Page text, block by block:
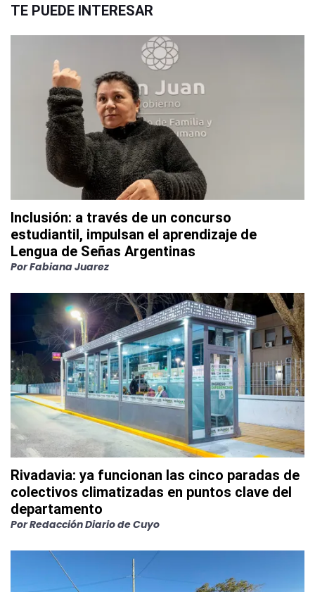
TE PUEDE INTERESAR
Inclusión: a través de un concurso
estudiantil, impulsan el aprendizaje de
Lengua de Señas Argentinas
PorFabiana Juarez
Rivadavia: ya funcionan las cinco paradas de
colectivos climatizadas en puntos clave del
departamento
PorRedacción Diario de Cuyo